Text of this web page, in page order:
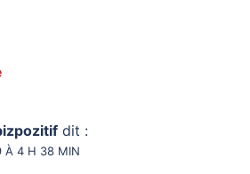
dit :
À 4 H 38 MIN